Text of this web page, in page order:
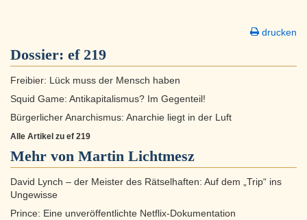
drucken
Dossier: ef 219
Freibier: Lück muss der Mensch haben
Squid Game: Antikapitalismus? Im Gegenteil!
Bürgerlicher Anarchismus: Anarchie liegt in der Luft
Alle Artikel zu ef 219
Mehr von Martin Lichtmesz
David Lynch – der Meister des Rätselhaften: Auf dem „Trip“ ins
Ungewisse
Prince: Eine unveröffentlichte Netflix-Dokumentation